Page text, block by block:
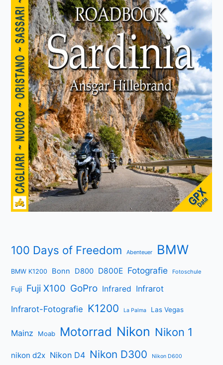
100 Days of Freedom Abenteuer BMW
BMW K1200 Bonn D800 D800E Fotografie Fotoschule
Fuji Fuji X100 GoPro Infrared Infrarot
Infrarot-Fotografie K1200 La Palma Las Vegas
Mainz Moab Motorrad Nikon Nikon 1
nikon d2x Nikon D4 Nikon D300 Nikon D600